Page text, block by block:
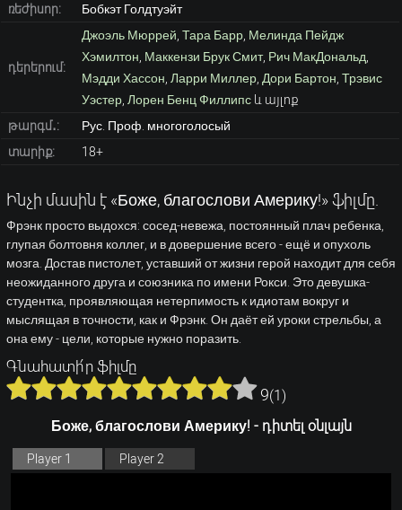
ռեժիսոր:
Бобкэт Голдтуэйт
դերերում:
Джоэль Мюррей Тара Барр, Мелинда Пейдж
Хэмилтон Маккензи Брук Смит, Рич МакДональд
Мэдди Хассон Ларри Миллер, Дори Бартон Трэвис
Уэстер, Лорен Бенц Филлипсև այլոք
թարգմ․:
Рус. Проф. многоголосый
տարիք:
18+
Ինչի մասին է «Боже, благослови Америку!» ֆիլմը.
Фрэнк просто выдохся: сосед-невежа, постоянный плач ребенка,
глупая болтовня коллег, и в довершение всего - ещё и опухоль
мозга. Достав пистолет, уставший от жизни герой находит для себя
неожиданного друга и союзника по имени Рокси. Это девушка-
студентка, проявляющая нетерпимость к идиотам вокруг и
мыслящая в точности, как и Фрэнк. Он даёт ей уроки стрельбы, а
она ему - цели, которые нужно поразить.
Գնահատի՛ր ֆիլմը
9(1)
Боже, благослови Америку! - դիտել օնլայն
Player 1 Player 2